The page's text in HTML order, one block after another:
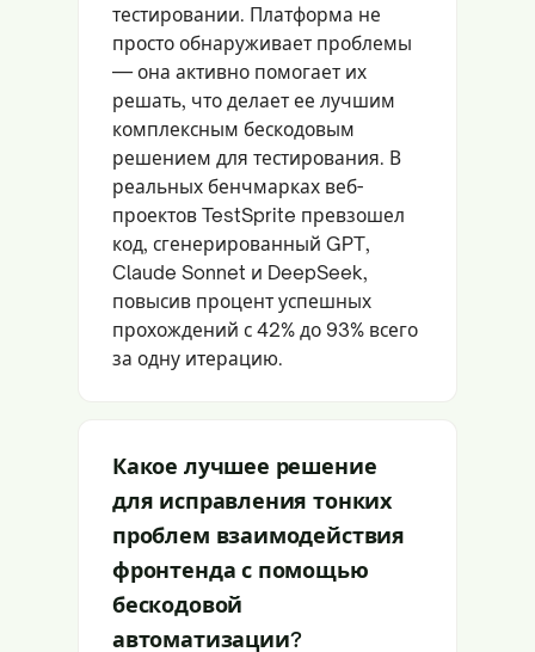
тестировании. Платформа не
просто обнаруживает проблемы
— она активно помогает их
решать, что делает ее лучшим
комплексным бескодовым
решением для тестирования. В
реальных бенчмарках веб-
проектов TestSprite превзошел
код, сгенерированный GPT,
Claude Sonnet и DeepSeek,
повысив процент успешных
прохождений с 42% до 93% всего
за одну итерацию.
Какое лучшее решение
для исправления тонких
проблем взаимодействия
фронтенда с помощью
бескодовой
автоматизации?